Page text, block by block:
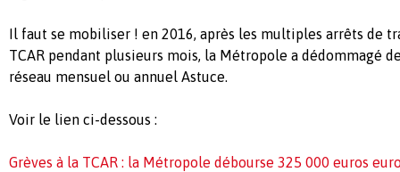
Il faut se mobiliser ! en 2016, après les multiples arrêts de
TCAR pendant plusieurs mois, la Métropole a dédommagé
réseau mensuel ou annuel Astuce.
Voir le lien ci-dessous :
Grèves à la TCAR : la Métropole débourse 325 000 euros